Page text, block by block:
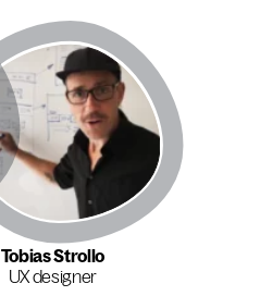
Tobias Strollo
UX designer